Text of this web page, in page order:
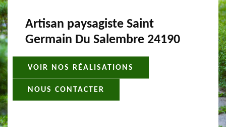
Artisan paysagiste Saint
Germain Du Salembre 24190
VOIR NOS RÉALISATIONS
NOUS CONTACTER